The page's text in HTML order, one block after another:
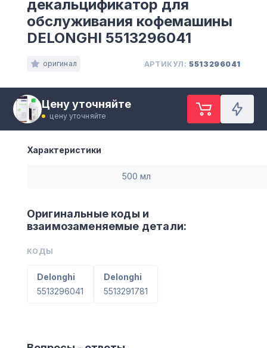
декальцификатор для
обслуживания кофемашины
DELONGHI 5513296041
оригинал АРТИКУЛ:5513296041
Цену уточняйте
цену уточняйте
Характеристики
500 мл
Оригинальные коды и
взаимозаменяемые детали:
КОДЫ
Delonghi
5513296041
Delonghi
5513291781